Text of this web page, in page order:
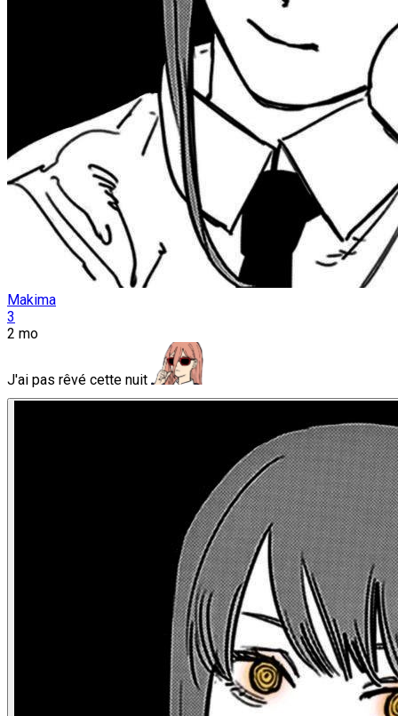
Makima
3
2 mo
J'ai pas rêvé cette nuit